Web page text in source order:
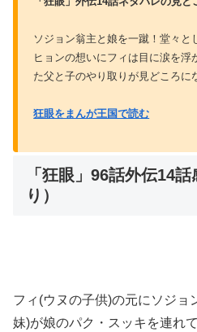
ソジョン翁主と娘を一蹴！堂々と
ヒョンの想いにフィは目に涙を浮
た父と子のやり取りが見どころに
狂眼をまんが王国で読む
「狂眼」96話外伝14
り）
フィ(ウヌの子供)の元にソジョ
妹)が娘のパク・スッキを連れ